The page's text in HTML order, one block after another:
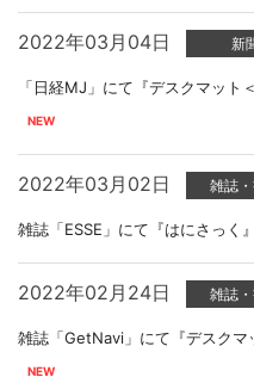
2022年03月04日 新
「日経MJ」にて『デスクマット
2022年03月02日 雑誌
雑誌「ESSE」にて『はにさっく
2022年02月24日 雑誌
雑誌「GetNavi」にて『デスクマ